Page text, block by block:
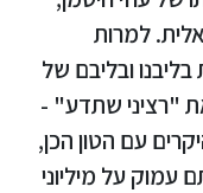
למרות
בליבנו ובליבם של
את "רציני שתדע" -
עם הטון הכן,
עמוק על מיליוני